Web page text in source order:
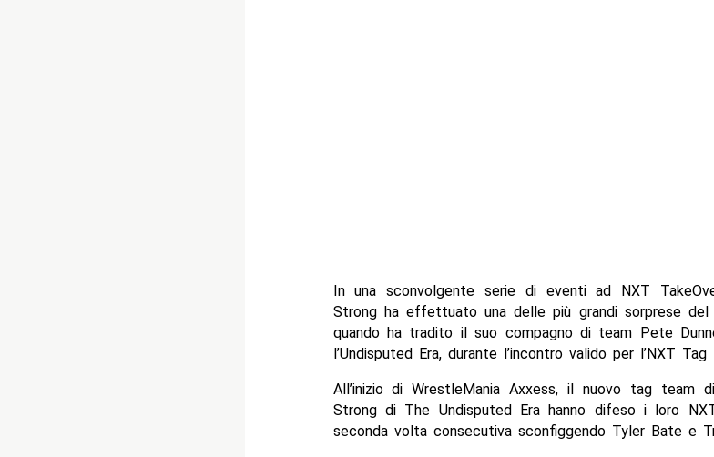
In una sconvolgente serie di eventi ad NXT
Strong ha effettuato una delle più grandi sorprese del
quando ha tradito il suo compagno di team Pete
l’Undisputed Era, durante l’incontro valido per l’NXT Tag
All’inizio di WrestleMania Axxess, il nuovo tag team
Strong di The Undisputed Era hanno difeso i loro
seconda volta consecutiva sconfiggendo Tyler Bate e